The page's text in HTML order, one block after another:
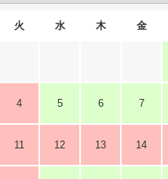
火 水 木 金
4 5 6 7
11 12 13 14